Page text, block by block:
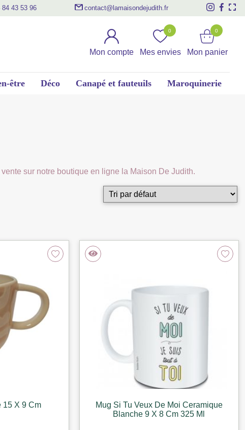
84 43 53 96 contact@lamaisondejudith.fr
Mon compte Mes envies
0
Mon panier
0
être Déco Canapé et fauteuils Maroquinerie
sur notre boutique en ligne la Maison De Judith.
15 X 9 Cm
Mug Si Tu Veux De Moi Ceramique
Blanche 9 X 8 Cm 325 Ml